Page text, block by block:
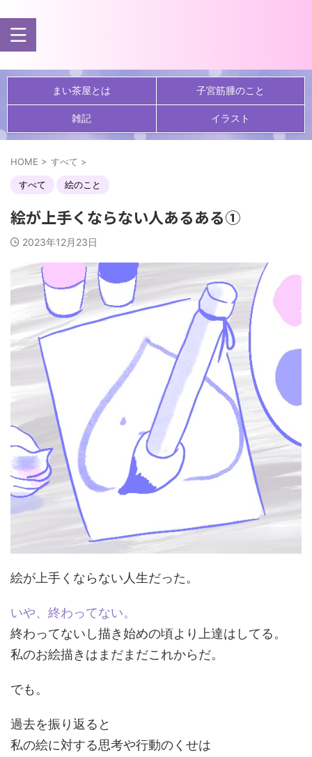
まい茶屋とは 子宮筋腫のこと
雑記 イラスト
HOME > すべて >
すべて 絵のこと
絵が上手くならない人あるある①
2023年12月23日
絵が上手くならない人生だった。
いや、終わってない。
終わってないし描き始めの頃より上達はしてる。
私のお絵描きはまだまだこれからだ。
でも。
過去を振り返ると
私の絵に対する思考や行動のくせは